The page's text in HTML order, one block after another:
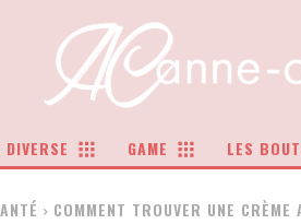
DIVERSE GAME LES
COMMENT TROUVER UNE